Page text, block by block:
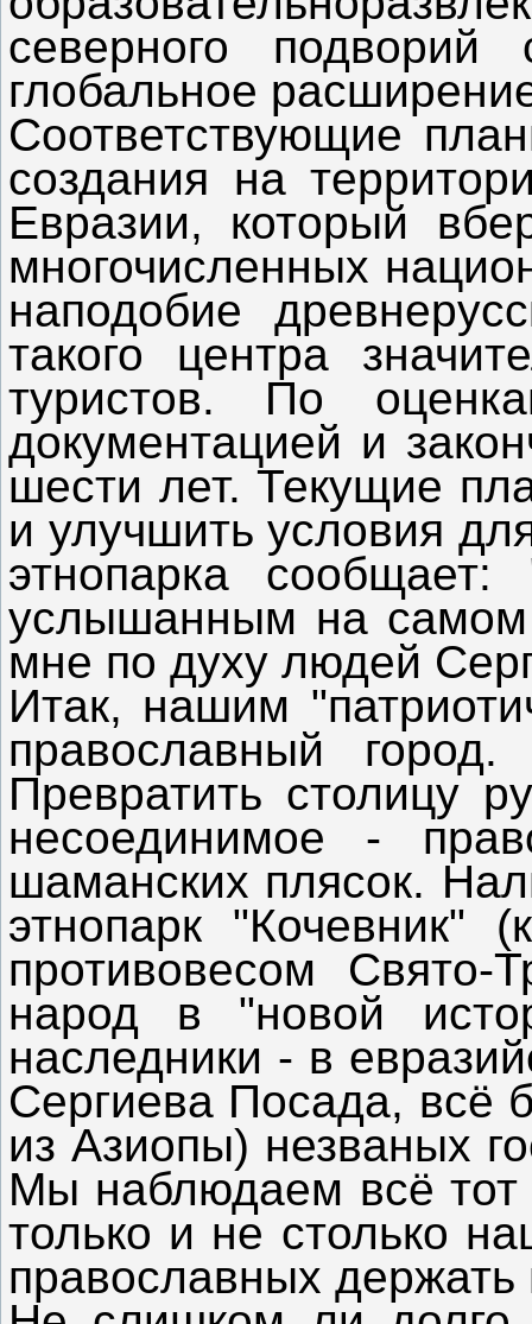
северного
глобальное
Соответствующие
создания на
Евразии, который
многочисленных
наподобие
такого центра
туристов. По
документацией и
шести лет. Текущие
и улучшить условия
этнопарка
услышанным на самом
мне по духу людей
Итак, нашим
православный
Превратить столицу
несоединимое -
шаманских плясок.
этнопарк "Кочевник"
противовесом Свято-
народ в "новой
наследники - в
Сергиева Посада, всё
из Азиопы) незваных
Мы наблюдаем всё тот
только и не столько
православных